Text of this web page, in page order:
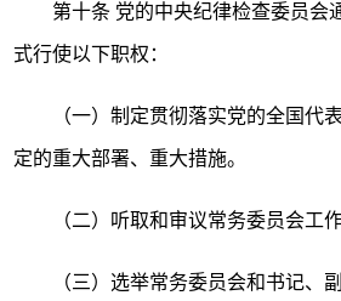
第十条 党的中央纪律检查委员会
式行使以下职权：
（一）制定贯彻落实党的全国代表
定的重大部署、重大措施。
（二）听取和审议常务委员会工作
（三）选举常务委员会和书记、副